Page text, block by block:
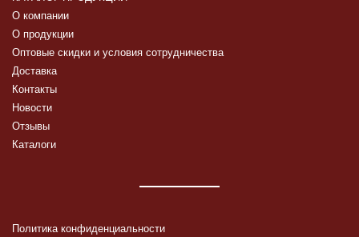
О компании
О продукции
Оптовые скидки и условия сотрудничества
Доставка
Контакты
Новости
Отзывы
Каталоги
Политика конфиденциальности